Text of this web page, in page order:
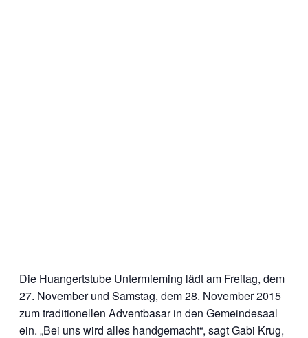
Die Huangertstube Untermieming lädt am Freitag, dem
27. November und Samstag, dem 28. November 2015
zum traditionellen Adventbasar in den Gemeindesaal
ein. „Bei uns wird alles handgemacht“, sagt Gabi Krug,